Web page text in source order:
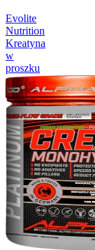
Evolite
Nutrition
Kreatyna
w
proszku